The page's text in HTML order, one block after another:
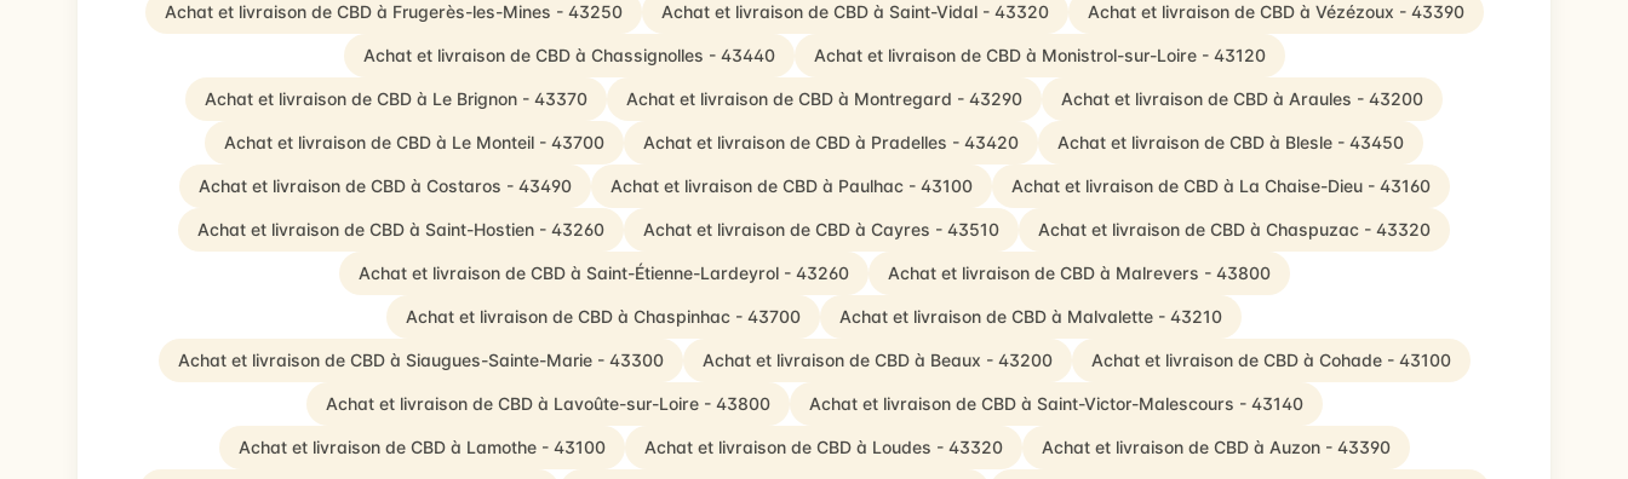
Achat et livraison de CBD à Frugerès-les-Mines - 43250 Achat et livraison de CBD à Saint-Vidal - 43320 Achat et livraison de CBD à Vézézoux - 43390
Achat et livraison de CBD à Chassignolles - 43440 Achat et livraison de CBD à Monistrol-sur-Loire - 43120
Achat et livraison de CBD à Le Brignon - 43370 Achat et livraison de CBD à Montregard - 43290 Achat et livraison de CBD à Araules - 43200
Achat et livraison de CBD à Le Monteil - 43700 Achat et livraison de CBD à Pradelles - 43420 Achat et livraison de CBD à Blesle - 43450
Achat et livraison de CBD à Costaros - 43490 Achat et livraison de CBD à Paulhac - 43100 Achat et livraison de CBD à La Chaise-Dieu - 43160
Achat et livraison de CBD à Saint-Hostien - 43260 Achat et livraison de CBD à Cayres - 43510 Achat et livraison de CBD à Chaspuzac - 43320
Achat et livraison de CBD à Saint-Étienne-Lardeyrol - 43260 Achat et livraison de CBD à Malrevers - 43800
Achat et livraison de CBD à Chaspinhac - 43700 Achat et livraison de CBD à Malvalette - 43210
Achat et livraison de CBD à Siaugues-Sainte-Marie - 43300 Achat et livraison de CBD à Beaux - 43200 Achat et livraison de CBD à Cohade - 43100
Achat et livraison de CBD à Lavoûte-sur-Loire - 43800 Achat et livraison de CBD à Saint-Victor-Malescours - 43140
Achat et livraison de CBD à Lamothe - 43100 Achat et livraison de CBD à Loudes - 43320 Achat et livraison de CBD à Auzon - 43390